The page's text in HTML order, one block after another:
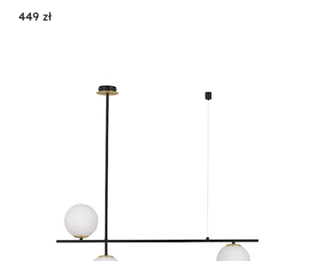
449 zł